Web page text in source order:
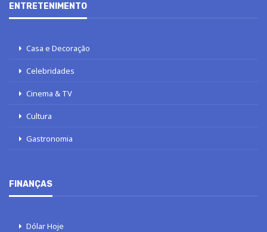
ENTRETENIMENTO
Casa e Decoração
Celebridades
Cinema & TV
Cultura
Gastronomia
FINANÇAS
Dólar Hoje